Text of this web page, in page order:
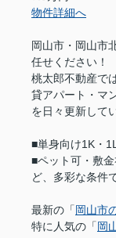
物件詳細へ
岡山市・岡山市
任せください！
桃太郎不動産で
貸アパート・マ
を日々更新して
■単身向け1K・
■ペット可・敷
ど、多彩な条件
最新の「 岡山市
特に人気の「 岡